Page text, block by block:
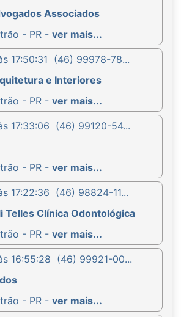
Associados
- PR - ver mais...
17:50:31 (46) 99978-78...
e Interiores
- PR - ver mais...
17:33:06 (46) 99120-54...
- PR - ver mais...
17:22:36 (46) 98824-11...
Telles Clínica Odontológica
- PR - ver mais...
16:55:28
(46) 99921-00...
- PR - ver mais...